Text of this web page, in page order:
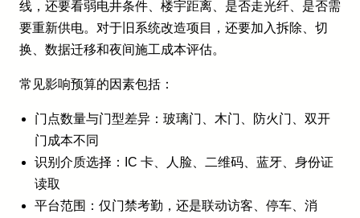
线，还要看弱电井条件、楼宇距离、是否走光纤、是否需
要重新供电。对于旧系统改造项目，还要加入拆除、切
换、数据迁移和夜间施工成本评估。
常见影响预算的因素包括：
门点数量与门型差异：玻璃门、木门、防火门、双开
门成本不同
识别介质选择：IC 卡、人脸、二维码、蓝牙、身份证
读取
平台范围：仅门禁考勤，还是联动访客、停车、消